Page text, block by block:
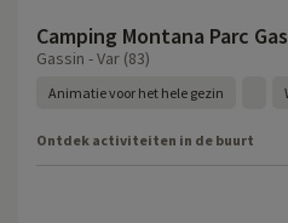
Camping Montana Parc
Gassin - Var (83)
Animatie voor het hele gezin
Ontdek activiteiten in de buurt